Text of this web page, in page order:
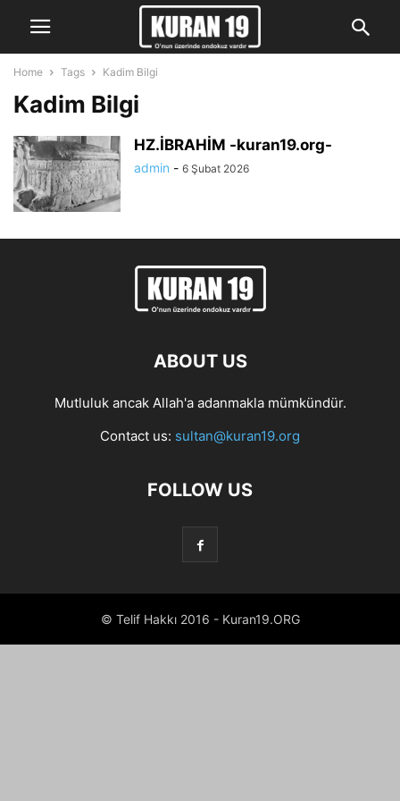
Home Tags Kadim Bilgi
Kadim Bilgi
HZ.İBRAHİM -kuran19.org-
admin - 6 Şubat 2026
ABOUT US
Mutluluk ancak Allah'a adanmakla mümkündür.
Contact us: sultan@kuran19.org
FOLLOW US
© Telif Hakkı 2016 - Kuran19.ORG